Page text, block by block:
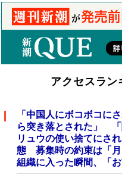
アクセスラン
「中国人にボコボコに
ら突き落とされた」
リュウの使い捨てにさ
態 募集時の約束は「月
組織に入った瞬間、「